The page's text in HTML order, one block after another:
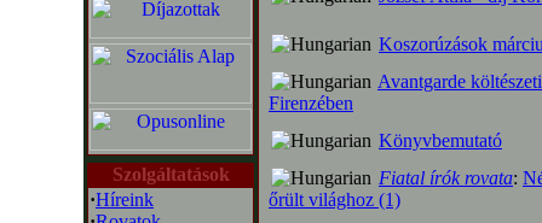
Szolgáltatások
·Híreink
Koszorúzások
Avantgarde
Firenzében
Könyvbemutató
Fiatal írók rovata:
őrült világhoz (1)